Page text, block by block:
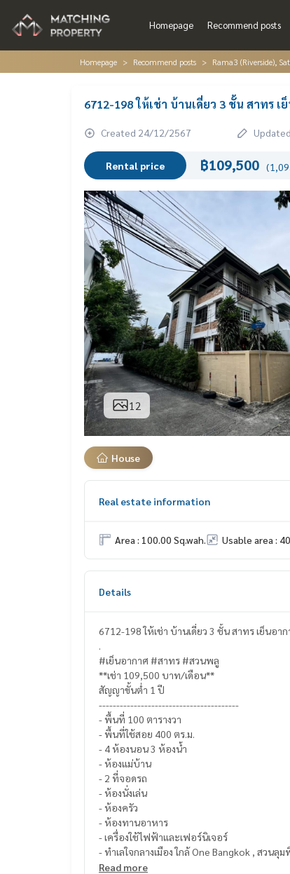
Homepage Recommend posts
Homepage Recommend posts Rama3 (Riverside),
6712-198 ให้เช่า บ้านเดี่ยว 3 ชั้น สาทร
Created 24/12/2567
Rental price ฿109,500
12
House
Real estate information
Area : 100.00 Sq.wah. Usable area :
Details
6712-198 ให้เช่า บ้านเดี่ยว 3 ชั้น สาทร เย็นอ
#เย็นอากาศ #สาทร #สวนพลู
**เช่า 109,500 บาท/เดือน**
สัญญาขั้นต่ำ 1 ปี
----------------------------------------
- พื้นที่ 100 ตารางวา
- พื้นที่ใช้สอย 400 ตร.ม.
- 4 ห้องนอน 3 ห้องน้ำ
- ห้องแม่บ้าน
- 2 ที่จอดรถ
- ห้องนั่งเล่น
- ห้องครัว
- ห้องทานอาหาร
- เครื่องใช้ไฟฟ้าและเฟอร์นิเจอร์
- ทำเลใจกลางเมือง ใกล้ One Bangkok , สวนลุ
-----------------------------------------
Read more